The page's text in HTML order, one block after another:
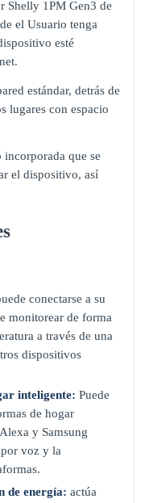
Shelly 1PM Gen3 de
el Usuario tenga
esté
estándar, detrás de
lugares con espacio
que se
el dispositivo, así
conectarse a su
monitorear de forma
a través de una
dispositivos
inteligente: Puede
de hogar
y Samsung
voz y la
de energía: actúa